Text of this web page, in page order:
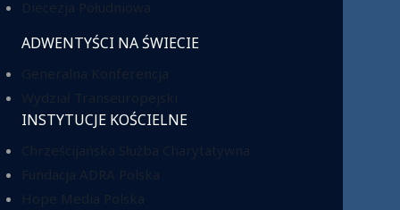
ADWENTYŚCI NA ŚWIECIE
INSTYTUCJE KOŚCIELNE